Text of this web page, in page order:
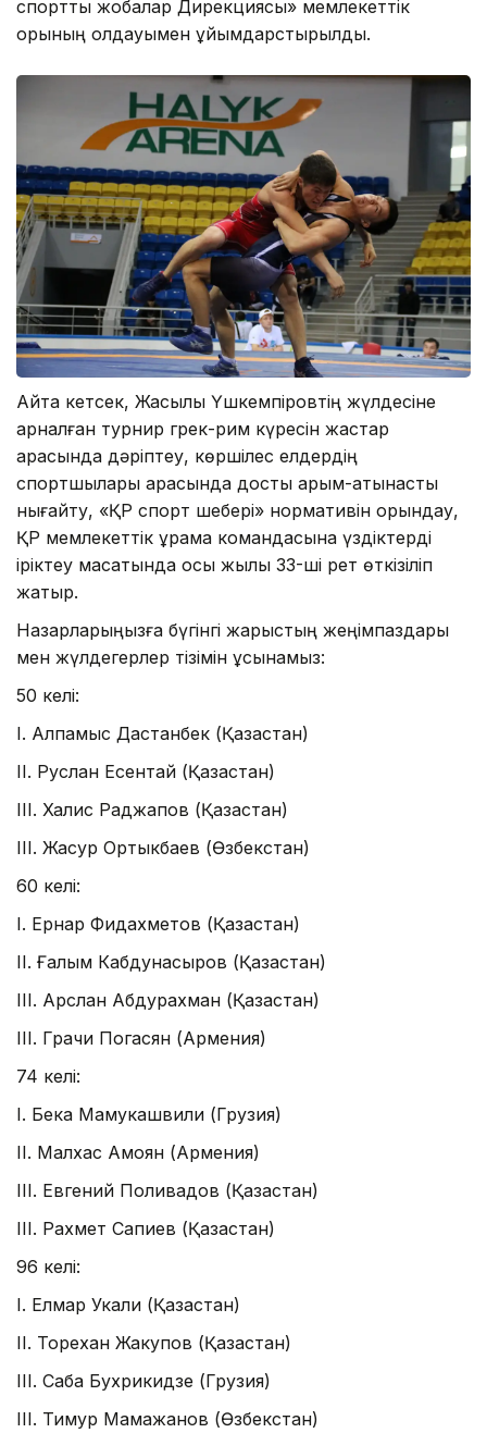
спорттық жобалар Дирекциясы» мемлекеттік
қорының қолдауымен ұйымдарстырылды.
Айта кетсек, Жақсылық Үшкемпіровтің жүлдесіне
арналған турнир грек-рим күресін жастар
арасында дәріптеу, көршілес елдердің
спортшылары арасында достық қарым-қатынасты
нығайту, «ҚР спорт шебері» нормативін орындау,
ҚР мемлекеттік құрама командасына үздіктерді
іріктеу мақсатында осы жылы 33-ші рет өткізіліп
жатыр.
Назарларыңызға бүгінгі жарыстың жеңімпаздары
мен жүлдегерлер тізімін ұсынамыз:
50 келі:
I. Алпамыс Дастанбек (Қазақстан)
II. Руслан Есентай (Қазақстан)
III. Халис Раджапов (Қазақстан)
III. Жасур Ортыкбаев (Өзбекстан)
60 келі:
I. Ернар Фидахметов (Қазақстан)
II. Ғалым Кабдунасыров (Қазақстан)
III. Арслан Абдурахман (Қазақстан)
III. Грачи Погасян (Армения)
74 келі:
I. Бека Мамукашвили (Грузия)
II. Малхас Амоян (Армения)
III. Евгений Поливадов (Қазақстан)
III. Рахмет Сапиев (Қазақстан)
96 келі:
I. Елмар Укали (Қазақстан)
II. Торехан Жакупов (Қазақстан)
III. Саба Бухрикидзе (Грузия)
III. Тимур Мамажанов (Өзбекстан)